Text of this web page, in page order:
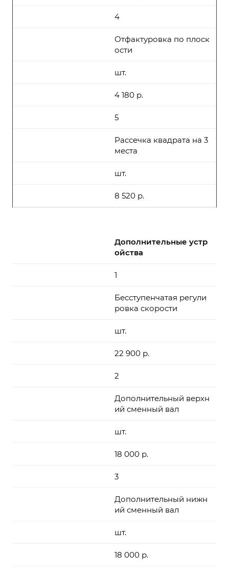
4
Отфактуровка по плоск
ости
шт.
4 180 р.
5
Рассечка квадрата на 3
места
шт.
8 520 р.
Дополнительные устр
ойства
1
Бесступенчатая регули
ровка скорости
шт.
22 900 р.
2
Дополнительный верхн
ий сменный вал
шт.
18 000 р.
3
Дополнительный нижн
ий сменный вал
шт.
18 000 р.